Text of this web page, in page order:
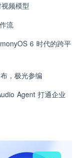
频模型
流
6 时代的跨平
，极光参编
Agent 打通企业